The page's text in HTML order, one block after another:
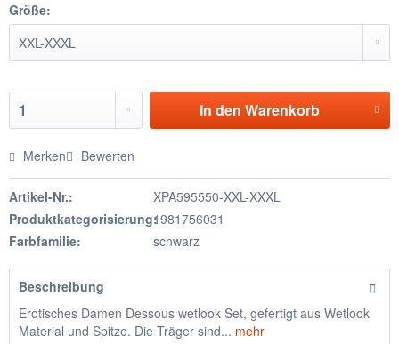
Größe:
In den Warenkorb
Merken Bewerten
Artikel-Nr.:
XPA595550-XXL-XXXL
Produktkategorisierung:1981756031
Farbfamilie:
schwarz
Beschreibung
Erotisches Damen Dessous wetlook Set, gefertigt aus Wetlook
Material und Spitze. Die Träger sind... mehr